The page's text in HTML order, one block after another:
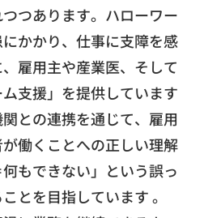
つあります。ハローワー
かかり、仕事に支障を感
雇用主や産業医、そして
支援」を提供しています
との連携を通じて、雇用
働くことへの正しい理解
もできない」という誤っ
とを目指しています 。